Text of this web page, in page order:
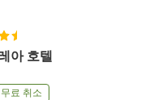
아 호텔
료 취소